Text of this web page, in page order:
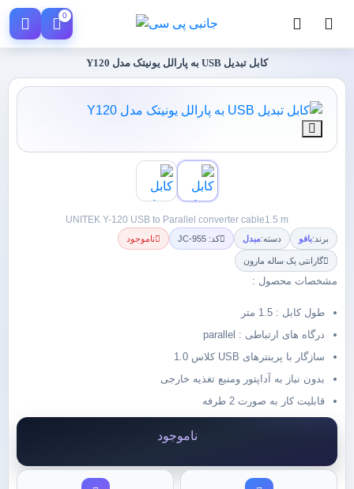
0
کابل تبدیل USB به پارالل یونیتک مدل Y120
UNITEK Y-120 USB to Parallel converter cable1.5 m
برند:بافو دسته:مبدل کد: JC-955 ناموجود
گارانتی یک ساله مارون
مشخصات محصول :
طول کابل : 1.5 متر
درگاه های ارتباطی : parallel
سازگار با پرینترهای USB کلاس 1.0
بدون نباز به آداپتور ومنبع تغذیه خارجی
قابلیت کار به صورت 2 طرفه
ناموجود